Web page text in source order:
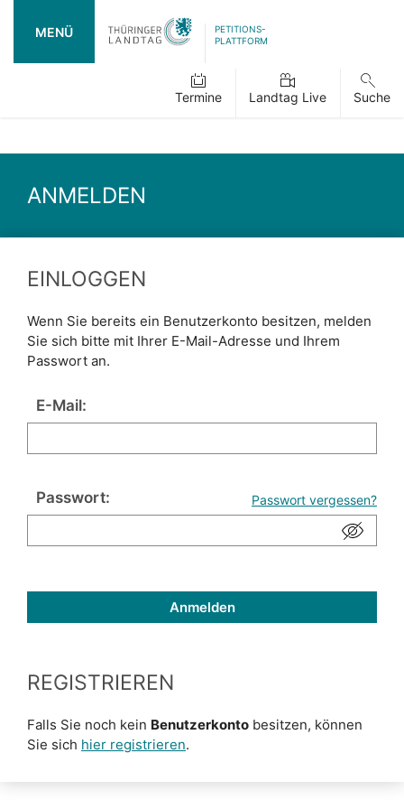
MENÜ
PETITIONS-
PLATTFORM
Termine Landtag Live Suche
ANMELDEN
EINLOGGEN
Wenn Sie bereits ein Benutzerkonto besitzen, melden
Sie sich bitte mit Ihrer E-Mail-Adresse und Ihrem
Passwort an.
E-Mail:
Passwort: Passwort vergessen?
REGISTRIEREN
Falls Sie noch kein Benutzerkonto besitzen, können
Sie sich hier registrieren.